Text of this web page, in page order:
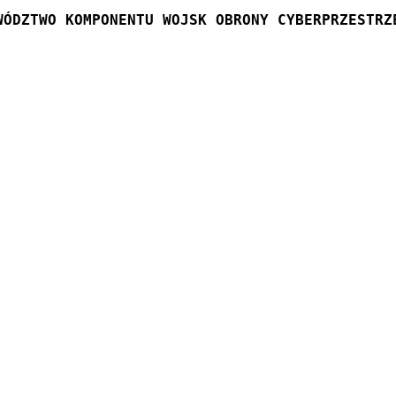
KOMPONENTU WOJSK OBRONY